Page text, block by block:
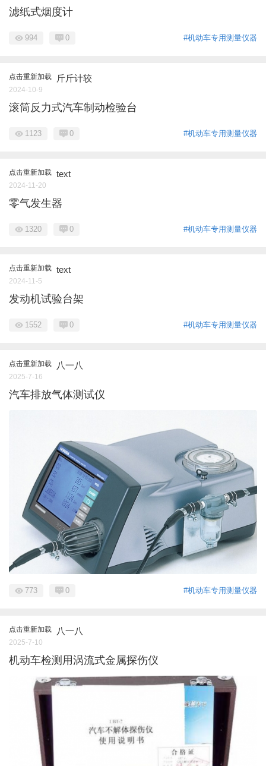
滤纸式烟度计
#机动车专用测量仪器
994 0
点击重新加载 斤斤计较
2024-10-9
滚筒反力式汽车制动检验台
#机动车专用测量仪器
1123 0
点击重新加载 text
2024-11-20
零气发生器
#机动车专用测量仪器
1320 0
点击重新加载 text
2024-11-5
发动机试验台架
#机动车专用测量仪器
1552 0
点击重新加载 八一八
2025-7-16
汽车排放气体测试仪
#机动车专用测量仪器
773 0
点击重新加载 八一八
2025-7-10
机动车检测用涡流式金属探伤仪